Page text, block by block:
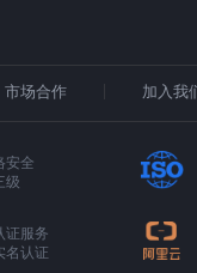
市场合作 加入我
安全
级
证服务
名认证